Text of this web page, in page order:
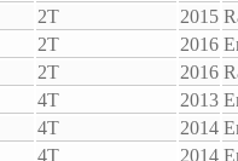
2T 2015
2T 2016
2T 2016
4T 2013
4T 2014
4T 2014